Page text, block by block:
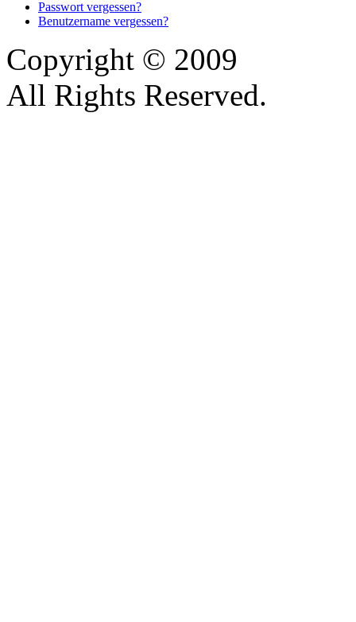
Passwort vergessen?
Benutzername vergessen?
Copyright © 2009
All Rights Reserved.